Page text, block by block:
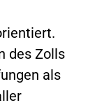
des Zolls
als